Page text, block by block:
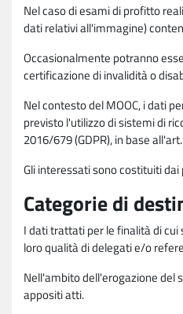
Nel caso di esami di profitto
dati relativi all'immagine)
Occasionalmente potranno
certificazione di invalidità o
Nel contesto del MOOC, i dati
previsto l'utilizzo di sistemi di
2016/679 (GDPR), in base
Gli interessati sono costituiti
Categorie di
I dati trattati per le finalità di
loro qualità di delegati e/o
Nell'ambito dell'erogazione del
appositi atti.